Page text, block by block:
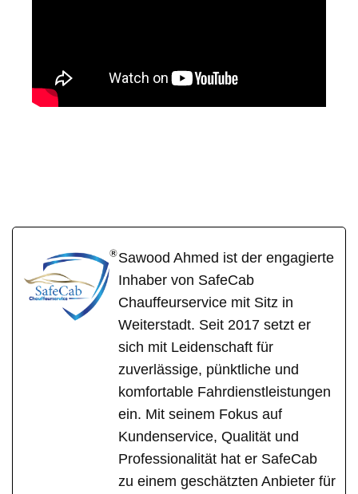
Sawood Ahmed ist der engagierte
Inhaber von SafeCab
Chauffeurservice mit Sitz in
Weiterstadt. Seit 2017 setzt er
sich mit Leidenschaft für
zuverlässige, pünktliche und
komfortable Fahrdienstleistungen
ein. Mit seinem Fokus auf
Kundenservice, Qualität und
Professionalität hat er SafeCab
zu einem geschätzten Anbieter für